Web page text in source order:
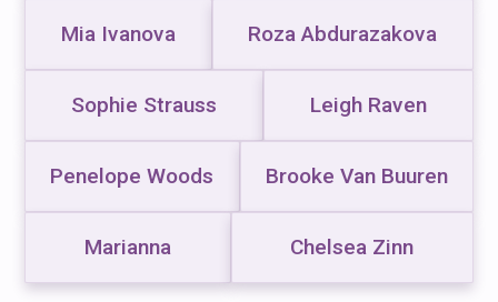
Mia Ivanova Roza Abdurazakova
Sophie Strauss Leigh Raven
Penelope Woods Brooke Van Buuren
Marianna Chelsea Zinn